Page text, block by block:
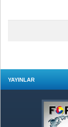
YAYINLAR